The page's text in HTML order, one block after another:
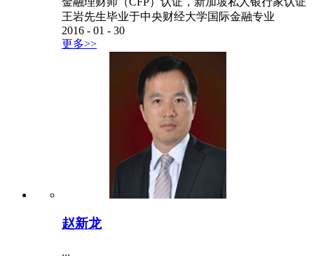
王岩先生毕业于中央财经大学国际金融专业
2016 - 01 - 30
更多>>
赵新龙
...